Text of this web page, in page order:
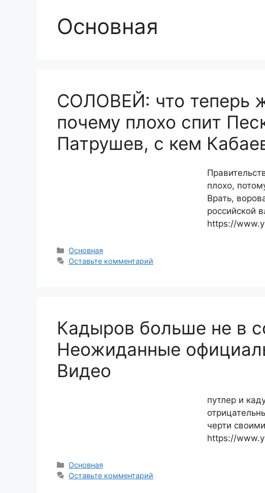
Основная
СОЛОВЕЙ: что теперь
почему плохо спит
Патрушев, с кем
плохо,
Врать,
российской
https://
Рубрики
Основная
Оставьте комментарий
Кадыров больше не в
Неожиданные
Видео
путлер и
черти
https://
Рубрики
Основная
Оставьте комментарий